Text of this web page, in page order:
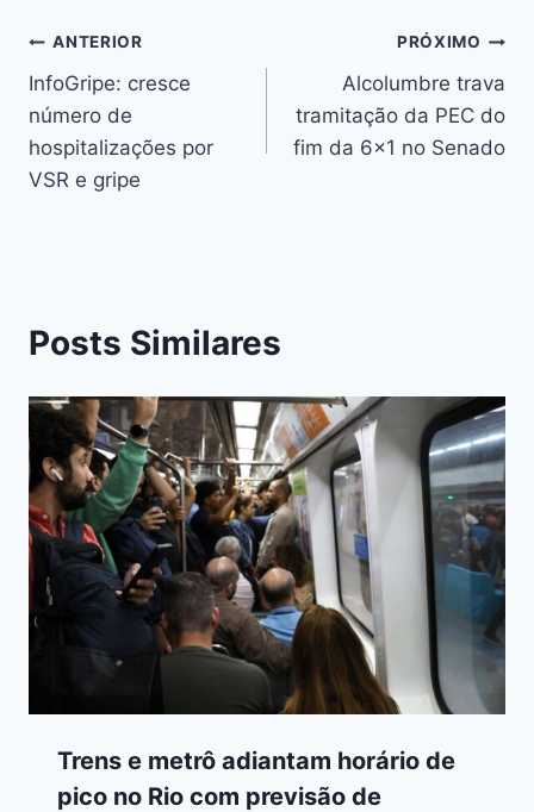
ANTERIOR
InfoGripe: cresce
número de
hospitalizações por
VSR e gripe
PRÓXIMO
Alcolumbre trava
tramitação da PEC do
fim da 6×1 no Senado
Posts Similares
Trens e metrô adiantam horário de
pico no Rio com previsão de